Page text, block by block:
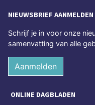
NIEUWSBRIEF AANMELDEN
Schrijf je in voor onze
samenvatting van alle
Aanmelden
ONLINE DAGBLADEN